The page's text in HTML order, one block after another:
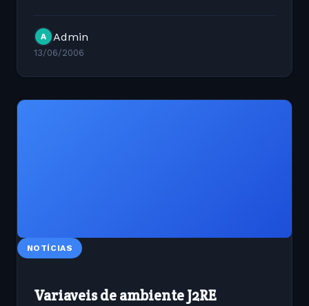
June, 6 2006 News Before...
A Admin
13/06/2006
NOTÍCIAS
Variaveis de ambiente J2RE